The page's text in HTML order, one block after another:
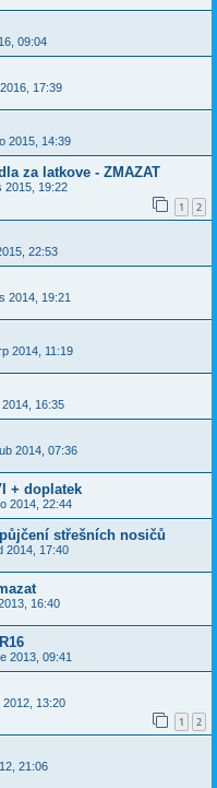
09:04
17:39
2015, 14:39
za latkove - ZMAZAT
2015, 19:22
1 2
22:53
2014, 19:21
2014, 11:19
16:35
2014, 07:36
+ doplatek
2014, 22:44
střešních nosičů
2014, 17:40
16:40
2013, 09:41
2012, 13:20
1 2
21:06